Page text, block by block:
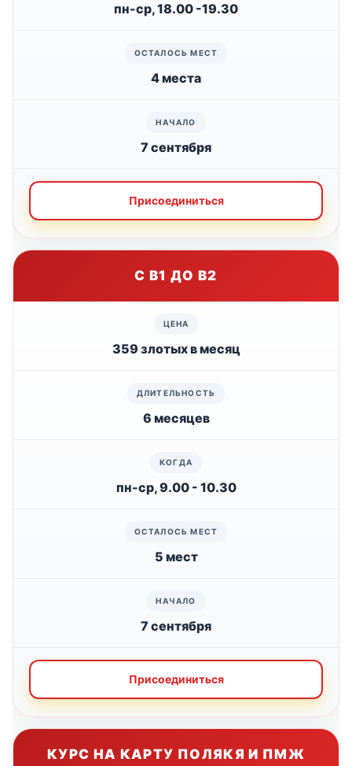
пн-ср, 18.00 -19.30
4 места
7 сентября
Присоединиться
С B1 ДО B2
359 злотых в месяц
6 месяцев
пн-ср, 9.00 - 10.30
5 мест
7 сентября
Присоединиться
КУРС НА КАРТУ ПОЛЯКЯ И ПМЖ